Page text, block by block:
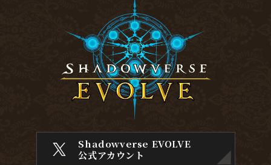
Shadowverse EVOLVE
公式アカウント